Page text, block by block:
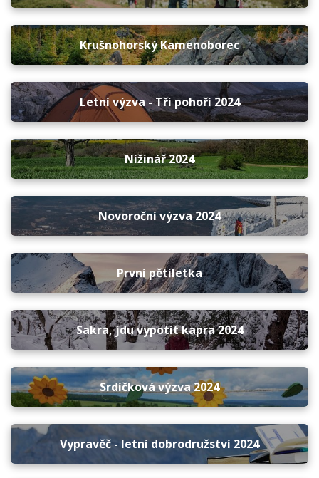
Krušnohorský Kamenoborec
Letní výzva - Tři pohoří 2024
Nížinář 2024
Novoroční výzva 2024
První pětiletka
Sakra, jdu vypotit kapra 2024
Srdíčková výzva 2024
Vypravěč - letní dobrodružství 2024